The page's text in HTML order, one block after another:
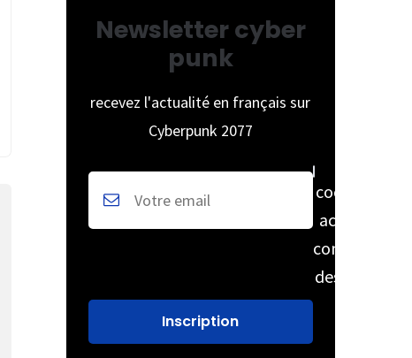
Newsletter cyber
punk
recevez l'actualité en français sur
Cyberpunk 2077
cochez pour
accepter la
conservation
des données